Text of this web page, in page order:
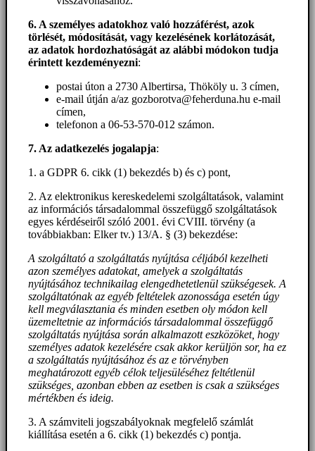
6. A személyes adatokhoz való hozzáférést, azok
törlését, módosítását, vagy kezelésének korlátozását,
az adatok hordozhatóságát az alábbi módokon tudja
érintett kezdeményezni:
postai úton a 2730 Albertirsa, Thököly u. 3 címen,
e-mail útján a/az gozborotva@feherduna.hu e-mail
címen,
telefonon a 06-53-570-012 számon.
7. Az adatkezelés jogalapja:
1. a GDPR 6. cikk (1) bekezdés b) és c) pont,
2. Az elektronikus kereskedelemi szolgáltatások, valamint
az információs társadalommal összefüggő szolgáltatások
egyes kérdéseiről szóló 2001. évi CVIII. törvény (a
továbbiakban: Elker tv.) 13/A. § (3) bekezdése:
A szolgáltató a szolgáltatás nyújtása céljából kezelheti
azon személyes adatokat, amelyek a szolgáltatás
nyújtásához technikailag elengedhetetlenül szükségesek. A
szolgáltatónak az egyéb feltételek azonossága esetén úgy
kell megválasztania és minden esetben oly módon kell
üzemeltetnie az információs társadalommal összefüggő
szolgáltatás nyújtása során alkalmazott eszközöket, hogy
személyes adatok kezelésére csak akkor kerüljön sor, ha ez
a szolgáltatás nyújtásához és az e törvényben
meghatározott egyéb célok teljesüléséhez feltétlenül
szükséges, azonban ebben az esetben is csak a szükséges
mértékben és ideig.
3. A számviteli jogszabályoknak megfelelő számlát
kiállítása esetén a 6. cikk (1) bekezdés c) pontja.